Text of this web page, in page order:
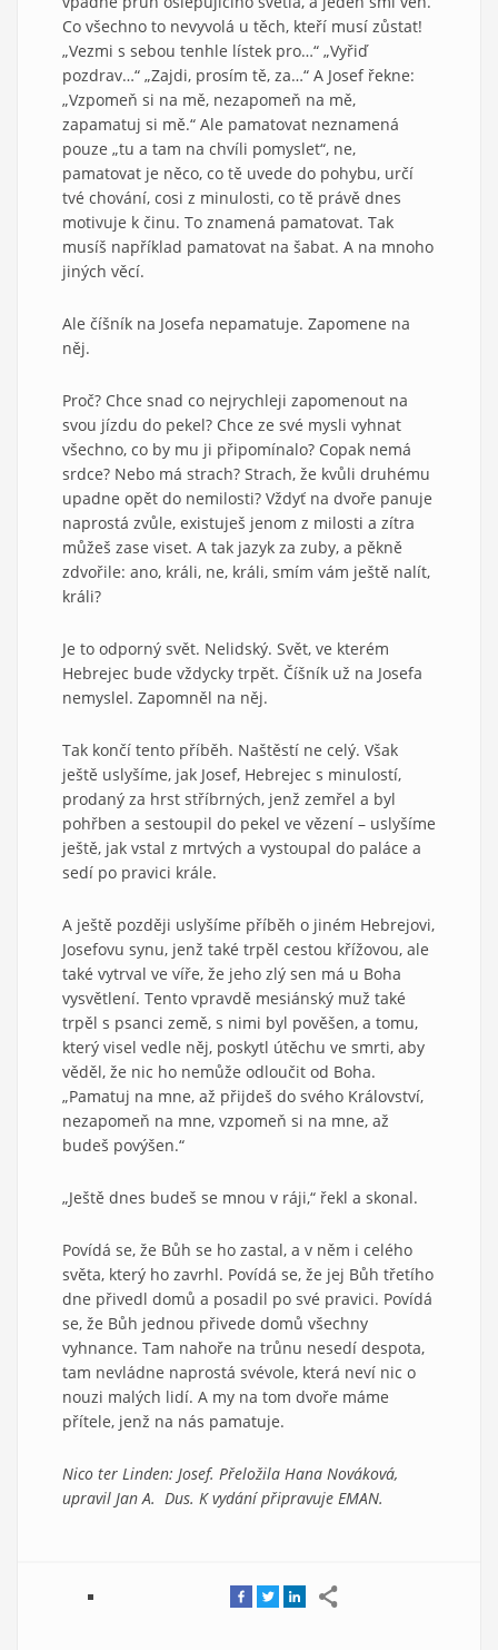
Co všechno to nevyvolá u těch, kteří musí zůstat!
„Vezmi s sebou tenhle lístek pro…“ „Vyřiď
pozdrav…“ „Zajdi, prosím tě, za…“ A Josef řekne:
„Vzpomeň si na mě, nezapomeň na mě,
zapamatuj si mě.“ Ale pamatovat neznamená
pouze „tu a tam na chvíli pomyslet“, ne,
pamatovat je něco, co tě uvede do pohybu, určí
tvé chování, cosi z minulosti, co tě právě dnes
motivuje k činu. To znamená pamatovat. Tak
musíš například pamatovat na šabat. A na mnoho
jiných věcí.
Ale číšník na Josefa nepamatuje. Zapomene na
něj.
Proč? Chce snad co nejrychleji zapomenout na
svou jízdu do pekel? Chce ze své mysli vyhnat
všechno, co by mu ji připomínalo? Copak nemá
srdce? Nebo má strach? Strach, že kvůli druhému
upadne opět do nemilosti? Vždyť na dvoře panuje
naprostá zvůle, existuješ jenom z milosti a zítra
můžeš zase viset. A tak jazyk za zuby, a pěkně
zdvořile: ano, králi, ne, králi, smím vám ještě nalít,
králi?
Je to odporný svět. Nelidský. Svět, ve kterém
Hebrejec bude vždycky trpět. Číšník už na Josefa
nemyslel. Zapomněl na něj.
Tak končí tento příběh. Naštěstí ne celý. Však
ještě uslyšíme, jak Josef, Hebrejec s minulostí,
prodaný za hrst stříbrných, jenž zemřel a byl
pohřben a sestoupil do pekel ve vězení – uslyšíme
ještě, jak vstal z mrtvých a vystoupal do paláce a
sedí po pravici krále.
A ještě později uslyšíme příběh o jiném Hebrejovi,
Josefovu synu, jenž také trpěl cestou křížovou, ale
také vytrval ve víře, že jeho zlý sen má u Boha
vysvětlení. Tento vpravdě mesiánský muž také
trpěl s psanci země, s nimi byl pověšen, a tomu,
který visel vedle něj, poskytl útěchu ve smrti, aby
věděl, že nic ho nemůže odloučit od Boha.
„Pamatuj na mne, až přijdeš do svého Království,
nezapomeň na mne, vzpomeň si na mne, až
budeš povýšen.“
„Ještě dnes budeš se mnou v ráji,“ řekl a skonal.
Povídá se, že Bůh se ho zastal, a v něm i celého
světa, který ho zavrhl. Povídá se, že jej Bůh třetího
dne přivedl domů a posadil po své pravici. Povídá
se, že Bůh jednou přivede domů všechny
vyhnance. Tam nahoře na trůnu nesedí despota,
tam nevládne naprostá svévole, která neví nic o
nouzi malých lidí. A my na tom dvoře máme
přítele, jenž na nás pamatuje.
Nico ter Linden: Josef. Přeložila Hana Nováková,
upravil Jan A. Dus. K vydání připravuje EMAN.